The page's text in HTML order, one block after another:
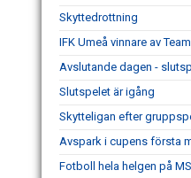
Skyttedrottning
IFK Umeå vinnare av
Avslutande dagen -
Slutspelet är igång
Skytteligan efter
Avspark i cupens första
Fotboll hela helgen på